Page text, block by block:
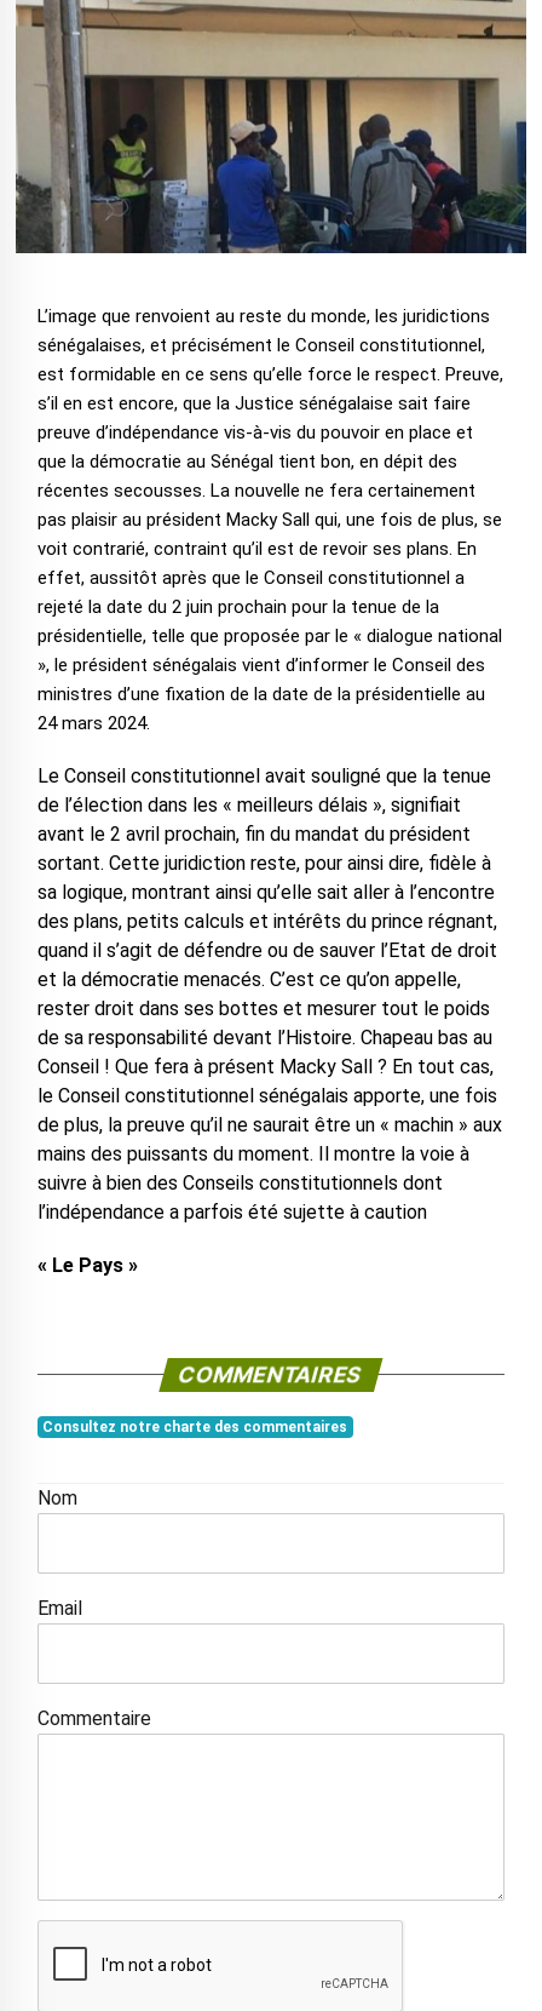
L’image que renvoient au reste du monde, les juridictions
sénégalaises, et précisément le Conseil constitutionnel,
est formidable en ce sens qu’elle force le respect. Preuve,
s’il en est encore, que la Justice sénégalaise sait faire
preuve d’indépendance vis-à-vis du pouvoir en place et
que la démocratie au Sénégal tient bon, en dépit des
récentes secousses. La nouvelle ne fera certainement
pas plaisir au président Macky Sall qui, une fois de plus, se
voit contrarié, contraint qu’il est de revoir ses plans. En
effet, aussitôt après que le Conseil constitutionnel a
rejeté la date du 2 juin prochain pour la tenue de la
présidentielle, telle que proposée par le « dialogue national
», le président sénégalais vient d’informer le Conseil des
ministres d’une fixation de la date de la présidentielle au
24 mars 2024.
Le Conseil constitutionnel avait souligné que la tenue
de l’élection dans les « meilleurs délais », signifiait
avant le 2 avril prochain, fin du mandat du président
sortant. Cette juridiction reste, pour ainsi dire, fidèle à
sa logique, montrant ainsi qu’elle sait aller à l’encontre
des plans, petits calculs et intérêts du prince régnant,
quand il s’agit de défendre ou de sauver l’Etat de droit
et la démocratie menacés. C’est ce qu’on appelle,
rester droit dans ses bottes et mesurer tout le poids
de sa responsabilité devant l’Histoire. Chapeau bas au
Conseil ! Que fera à présent Macky Sall ? En tout cas,
le Conseil constitutionnel sénégalais apporte, une fois
de plus, la preuve qu’il ne saurait être un « machin » aux
mains des puissants du moment. Il montre la voie à
suivre à bien des Conseils constitutionnels dont
l’indépendance a parfois été sujette à caution
« Le Pays »
COMMENTAIRES
Consultez notre charte des commentaires
Nom
Email
Commentaire